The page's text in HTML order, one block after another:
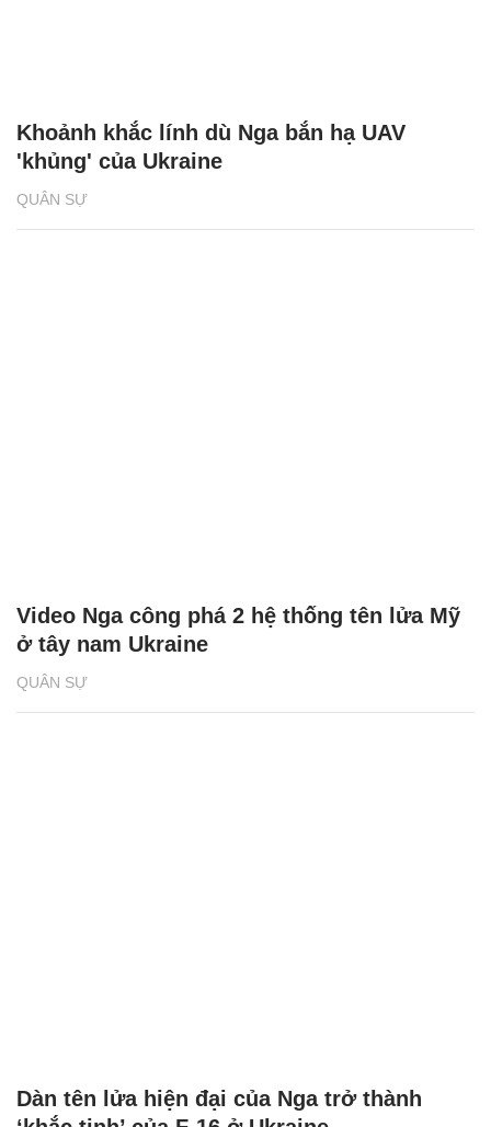
QUÂN SỰ
Khoảnh khắc lính dù Nga bắn hạ UAV
'khủng' của Ukraine
QUÂN SỰ
Video Nga công phá 2 hệ thống tên lửa Mỹ
ở tây nam Ukraine
Dàn tên lửa hiện đại của Nga trở thành